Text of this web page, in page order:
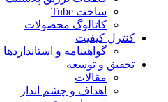
ساخت Tube
کاتالوگ محصولات
کنترل کیفیت
گواهينامه و استانداردها
تحقيق و توسعه
مقالات
اهداف و چشم انداز